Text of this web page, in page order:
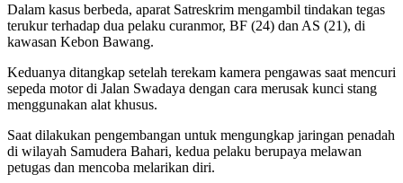
Dalam kasus berbeda, aparat Satreskrim mengambil tindakan tegas
terukur terhadap dua pelaku curanmor, BF (24) dan AS (21), di
kawasan Kebon Bawang.
Keduanya ditangkap setelah terekam kamera pengawas saat mencuri
sepeda motor di Jalan Swadaya dengan cara merusak kunci stang
menggunakan alat khusus.
Saat dilakukan pengembangan untuk mengungkap jaringan penadah
di wilayah Samudera Bahari, kedua pelaku berupaya melawan
petugas dan mencoba melarikan diri.